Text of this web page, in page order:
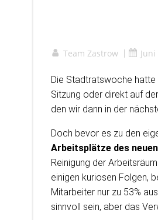
Team Zastrow | Juni
Die Stadtratswoche hatte
Sitzung oder direkt auf
den wir dann in der
Doch bevor es zu den
Arbeitsplätze des
Reinigung der
einigen kuriosen Folgen,
Mitarbeiter nur zu 53%
sinnvoll sein, aber das